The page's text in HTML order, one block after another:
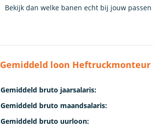
Bekijk dan welke banen echt bij jouw
Gemiddeld loon Heftruckmonteur
Gemiddeld bruto jaarsalaris:
Gemiddeld bruto maandsalaris:
Gemiddeld bruto uurloon: